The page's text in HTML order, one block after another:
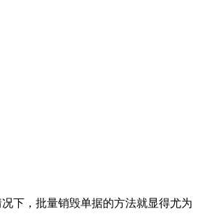
下，批量销毁单据的方法就显得尤为